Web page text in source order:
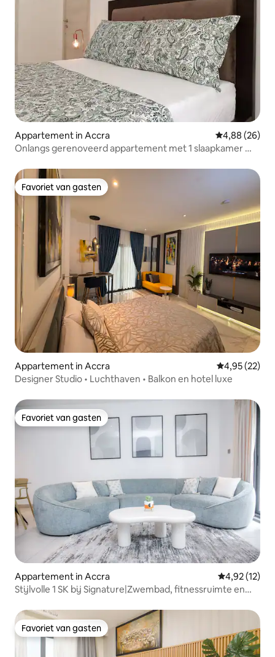
Appartement in Accra Gemiddelde
4,88 (26)
Onlangs gerenoveerd appartement met 1 slaapkamer @
Favoriet van gasten
Favoriet van gasten
Appartement in Accra Gemiddelde
4,95 (22)
Designer Studio • Luchthaven • Balkon en hotel luxe
Favoriet van gasten
Favoriet van gasten
Appartement in Accra Gemiddelde
4,92 (12)
Stijlvolle 1 SK bij Signature|Zwembad, fitnessruimte en
Favoriet van gasten
Favoriet van gasten